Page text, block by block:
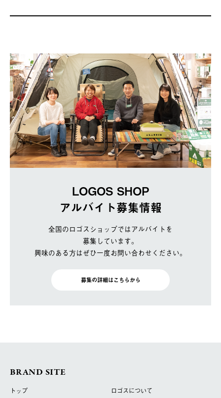
LOGOS SHOP
アルバイト募集情報
全国のロゴスショップではアルバイトを
募集しています。
興味のある方はぜひ一度お問い合わせください。
募集の詳細はこちらから
BRAND SITE
トップ
ロゴスについて